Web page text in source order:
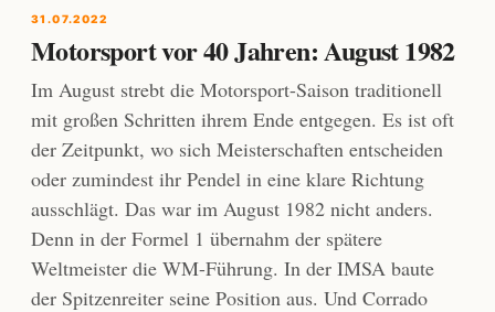
31.07.2022
Motorsport vor 40 Jahren: August 1982
Im August strebt die Motorsport-Saison traditionell
mit großen Schritten ihrem Ende entgegen. Es ist oft
der Zeitpunkt, wo sich Meisterschaften entscheiden
oder zumindest ihr Pendel in eine klare Richtung
ausschlägt. Das war im August 1982 nicht anders.
Denn in der Formel 1 übernahm der spätere
Weltmeister die WM-Führung. In der IMSA baute
der Spitzenreiter seine Position aus. Und Corrado